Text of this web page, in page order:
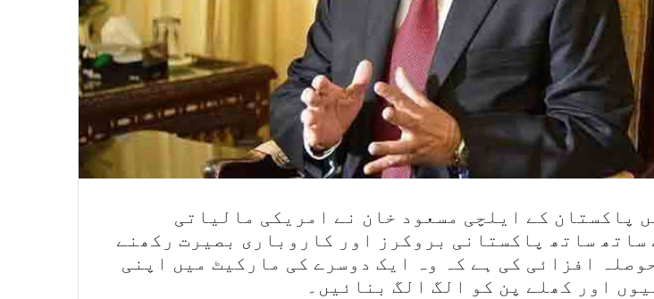
پاکستان کے ایلچی مسعود خان نے امریکی مالیاتی
ساتھ ساتھ پاکستانی بروکرز اور کاروباری بصیرت رکھنے
افزائی کی ہے کہ وہ ایک دوسرے کی مارکیٹ میں اپنی
اور کھلے پن کو الگ الگ بنائیں۔